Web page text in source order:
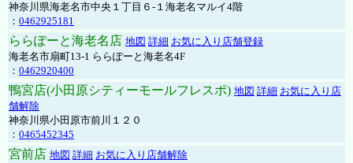
神奈川県海老名市中央１丁目６-１海老名マルイ4階
： 0462925181
ららぽーと海老名店 地図 詳細 お気に入り店舗登録
海老名市扇町13-1 ららぽーと海老名4F
： 0462920400
鴨宮店(小田原シティーモールフレスポ) 地図 詳細 お気に入り店
舗解除
神奈川県小田原市前川１２０
： 0465452345
宮前店 地図 詳細 お気に入り店舗解除